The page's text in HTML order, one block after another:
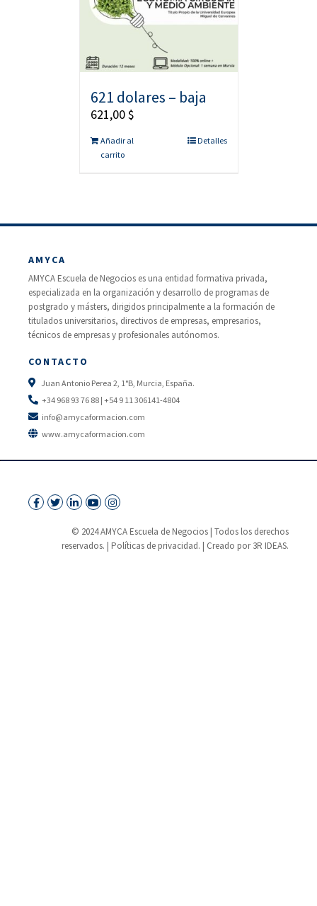
621 dolares – baja
621,00$
Añadir al
carrito
Detalles
AMYCA
AMYCA Escuela de Negocios es una entidad formativa privada,
especializada en la organización y desarrollo de programas de
postgrado y másters, dirigidos principalmente a la formación de
titulados universitarios, directivos de empresas, empresarios,
técnicos de empresas y profesionales autónomos.
CONTACTO
Juan Antonio Perea 2, 1°B, Murcia, España.
+34 968 93 76 88 | +54 9 11 306141-4804
info@amycaformacion.com
www.amycaformacion.com
© 2024 AMYCA Escuela de Negocios | Todos los derechos
reservados. | Políticas de privacidad. | Creado por 3R IDEAS.